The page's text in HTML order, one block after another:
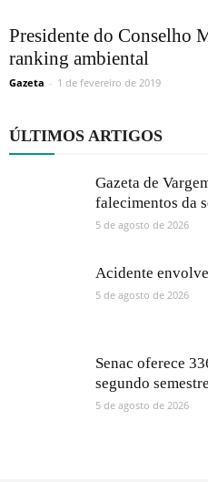
Presidente do Conselho
ranking ambiental
Gazeta - 1 de fevereiro de 2019
ÚLTIMOS ARTIGOS
Gazeta de
falecimentos da
5 de agosto de 2026
Acidente
5 de agosto de 2026
Senac oferece
segundo semestre
5 de agosto de 2026